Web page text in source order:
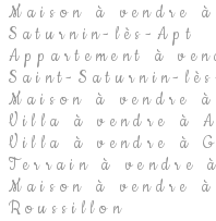
Maison à vendre
Saturnin-lès-Apt
Appartement à
Saint-Saturnin-
Maison à vendre
Villa à vendre à
Villa à vendre à
Terrain à vendre
Maison à vendre à
Roussillon